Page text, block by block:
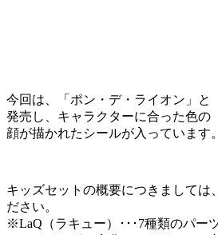
今回は、「ポン・デ・ライオン」と
発売し、キャラクターに合った色の
顔が描かれたシールが入っています。
キッズセットの概要につきましては
ださい。
※LaQ（ラキュー）･･･7種類のパー